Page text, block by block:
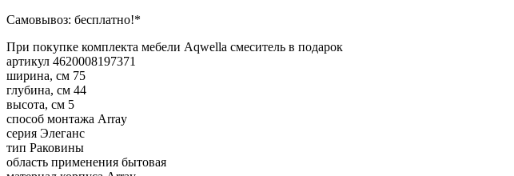
Самовывоз: бесплатно!*
При покупке комплекта мебели Aqwella смеситель в подарок
артикул 4620008197371
ширина, см 75
глубина, см 44
высота, см 5
способ монтажа Array
серия Элеганс
тип Раковины
область применения бытовая